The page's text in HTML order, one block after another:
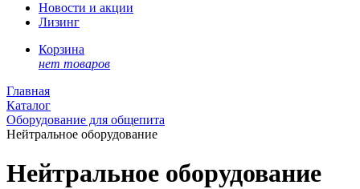
Новости и акции
Лизинг
Корзина
нет товаров
Главная
Каталог
Оборудование для общепита
Нейтральное оборудование
Нейтральное оборудование